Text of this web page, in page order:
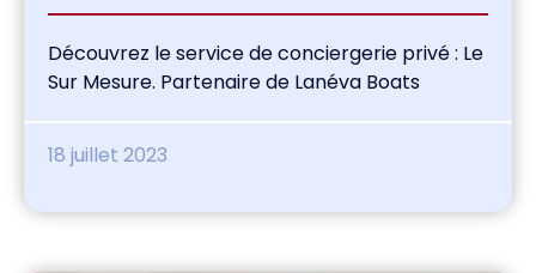
Découvrez le service de conciergerie privé : Le
Sur Mesure. Partenaire de Lanéva Boats
18 juillet 2023